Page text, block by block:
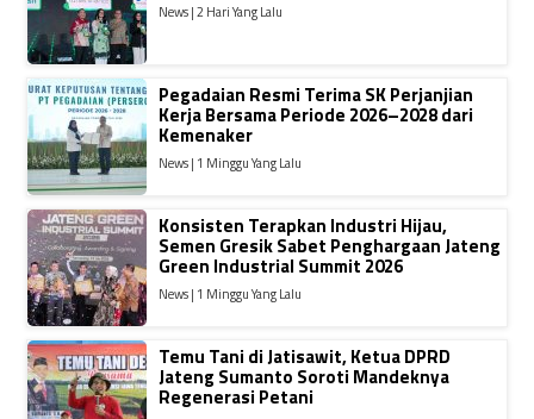
News | 2 Hari Yang Lalu
Pegadaian Resmi Terima SK Perjanjian
Kerja Bersama Periode 2026–2028 dari
Kemenaker
News | 1 Minggu Yang Lalu
Konsisten Terapkan Industri Hijau,
Semen Gresik Sabet Penghargaan Jateng
Green Industrial Summit 2026
News | 1 Minggu Yang Lalu
Temu Tani di Jatisawit, Ketua DPRD
Jateng Sumanto Soroti Mandeknya
Regenerasi Petani